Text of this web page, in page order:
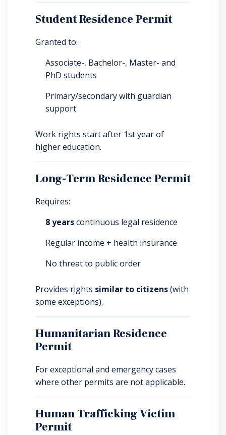
Student Residence Permit
Granted to:
Associate-, Bachelor-, Master- and
PhD students
Primary/secondary with guardian
support
Work rights start after 1st year of
higher education.
Long-Term Residence Permit
Requires:
8 yearscontinuous legal residence
Regular income + health insurance
No threat to public order
Provides rights similar to citizens(with
some exceptions).
Humanitarian Residence
Permit
For exceptional and emergency cases
where other permits are not applicable.
Human Trafficking Victim
Permit